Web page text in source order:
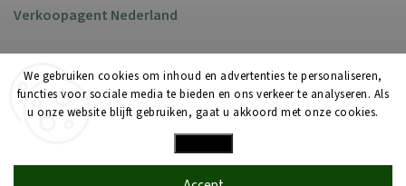
We gebruiken cookies om inhoud en advertenties te personaliseren,
functies voor sociale media te bieden en ons verkeer te analyseren. Als
u onze website blijft gebruiken, gaat u akkoord met onze cookies.
Verkoopagent Nederland
Copyright 2026LEVIT. All rights reserved.
Shoptet | Design